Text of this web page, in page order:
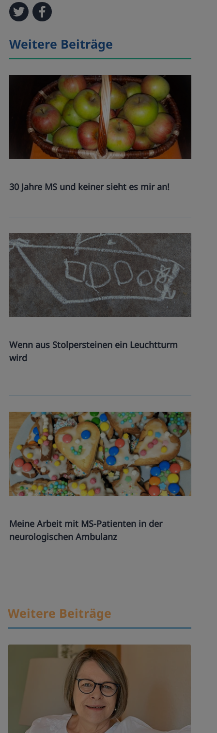
Weitere Beiträge
30 Jahre MS und keiner sieht es mir an!
Wenn aus Stolpersteinen ein Leuchtturm
wird
Meine Arbeit mit MS-Patienten in der
neurologischen Ambulanz
Weitere Beiträge